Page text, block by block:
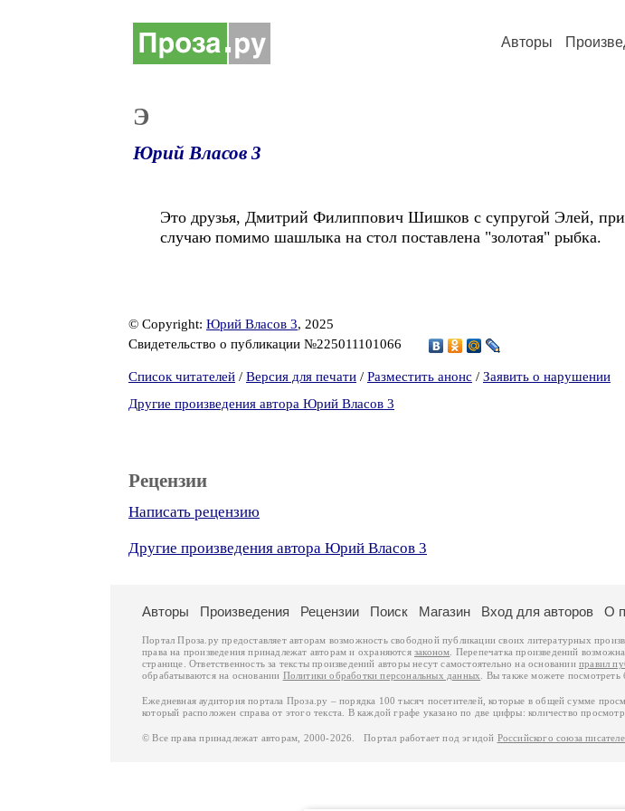
Авторы
Э
Юрий Власов 3
Это друзья, Дмитрий Филиппович Шишков с супругой Элей,
случаю помимо шашлыка на стол поставлена "золотая" рыбка.
© Copyright: Юрий Власов 3, 2025
Свидетельство о публикации №225011101066
Список читателей / Версия для печати / Разместить анонс / Заявить о нарушении
Другие произведения автора Юрий Власов 3
Рецензии
Написать рецензию
Другие произведения автора Юрий Власов 3
Авторы Произведения Рецензии Поиск Магазин Вход для авторов О
Портал Проза.ру предоставляет авторам возможность свободной публикации своих литературных
права на произведения принадлежат авторам и охраняются законом . Перепечатка произведений
странице. Ответственность за тексты произведений авторы несут самостоятельно на основанииправил
обрабатываются на основании Политики обработки персональных данных . Вы также можете
Ежедневная аудитория портала Проза.ру – порядка 100 тысяч посетителей, которые в общей сумме
который расположен справа от этого текста. В каждой графе указано по две цифры: количество
© Все права принадлежат авторам, 2000-2026. Портал работает под эгидой Российского союза